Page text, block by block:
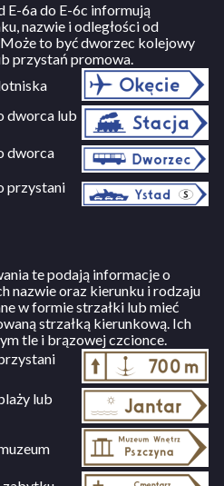
E-6a do E-6c informują
nazwie i odległości od
to być dworzec kolejowy
przystań promowa.
dworca lub
dworca
przystani
te podają informacje o
nazwie oraz kierunku i rodzaju
w formie strzałki lub mieć
strzałką kierunkową. Ich
tle i brązowej czcionce.
lub